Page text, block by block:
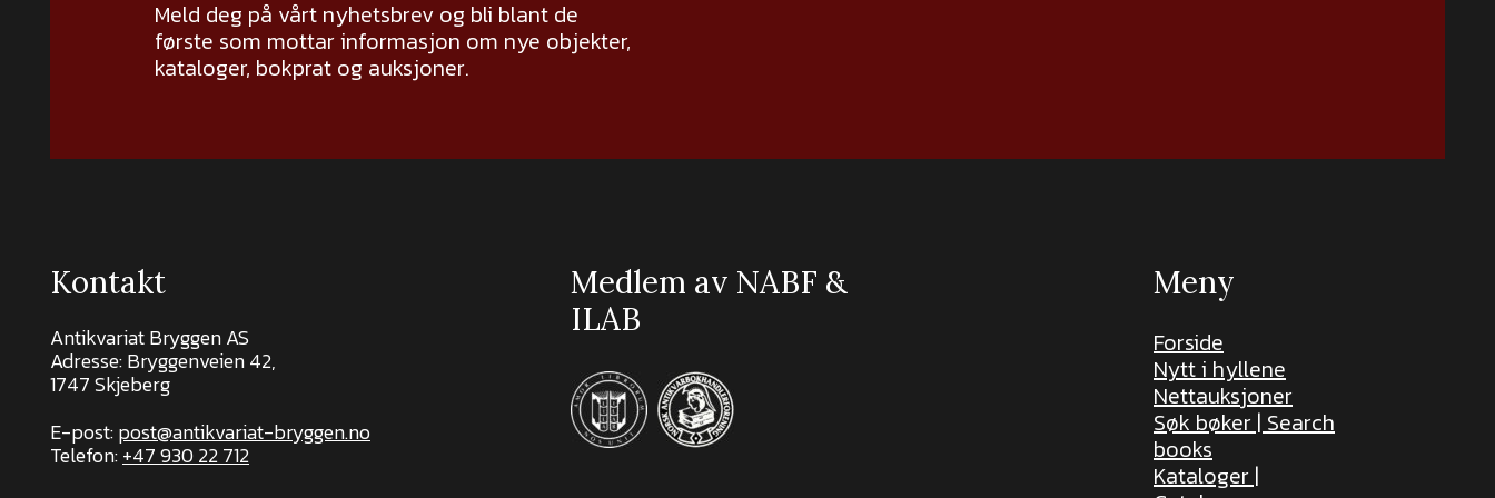
Meld deg på vårt nyhetsbrev og bli blant de
første som mottar informasjon om nye objekter,
kataloger, bokprat og auksjoner.
Kontakt
Antikvariat Bryggen AS
Adresse: Bryggenveien 42,
1747 Skjeberg
E-post:post@antikvariat-bryggen.no
Telefon:+47 930 22 712
Medlem av NABF &
ILAB
Meny
Forside
Nytt i hyllene
Nettauksjoner
Søk bøker | Search
books
Kataloger |